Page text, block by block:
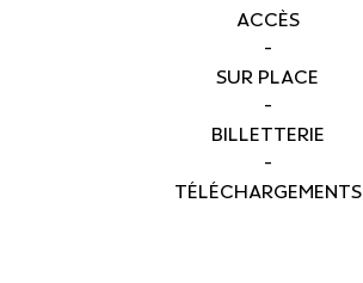
ACCÈS
-
SUR PLACE
-
BILLETTERIE
-
TÉLÉCHARGEMENTS